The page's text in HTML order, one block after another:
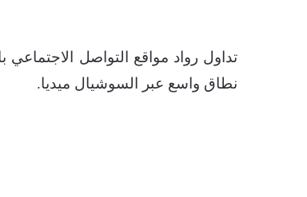
تداول رواد مواقع التواصل
نطاق واسع عبر السوشيال ميديا.